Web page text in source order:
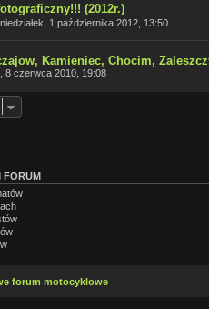
(2012r.)
1 października 2012, 13:50
Kamieniec, Chocim,
8 czerwca 2010, 19:08
FORUM
forum motocyklowe